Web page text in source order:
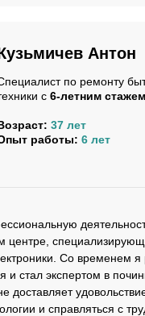
Антон
по ремонту
с 6-летним стажем
37 лет
работы: 6 лет
центре,
Со временем
и стал экспертом в
доставляет
и справляться с